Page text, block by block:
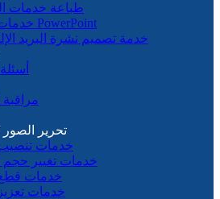
طباعة خدمات
خدمات عرض PowerPoint
خدمة تصميم نشرة البريد
مراقبة
تحرير الصور
خدمات
خدمات تغيير حجم
خدمات قطع
خدمات